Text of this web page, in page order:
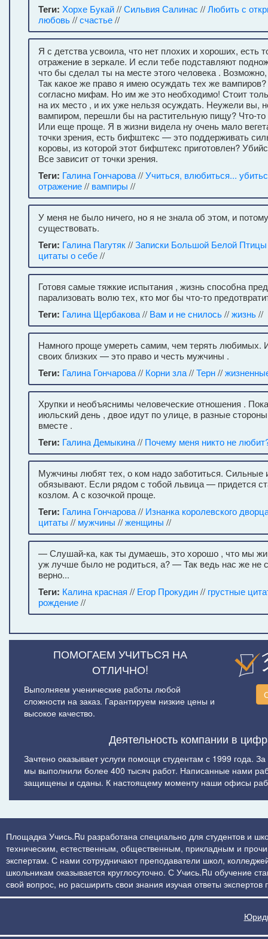
Теги: Хорхе Букай//Сильвия Салинас //Любить с
любовь//счастье//
Я с детства усвоила, что нет плохих и хороших, есть
отражение в зеркале. И если тебе подставляют
что бы сделал ты на месте этого человека .
Так какое же право я имею осуждать тех же
согласно мифам. Но им же это необходимо! Стоит
на их место , и их уже нельзя осуждать. Неужели вы,
вампиром, перешли бы на растительную пищу? Что-
Или еще проще. Я в жизни видела ну очень мало
точки зрения, есть бифштекс — это поддерживать
коровы, из которой этот бифштекс приготовлен?
Все зависит от точки зрения.
Теги: Галина Гончарова//Учиться, влюбиться...
отражение// вампиры //
У меня не было ничего, но я не знала об этом, и
существовать.
Теги: Галина Пагутяк//Записки Большой Белой Птицы
цитаты о себе//
Готовя самые тяжкие испытания , жизнь способна
парализовать волю тех, кто мог бы что-то
Теги: Галина Щербакова// Вам и не снилось//жизнь//
Намного проще умереть самим, чем терять любимых.
своих близких — это право и честь мужчины .
Теги: Галина Гончарова// Корни зла//Терн//
Хрупки и необъяснимы человеческие отношения .
июльский день , двое идут по улице, в разные
вместе .
Теги: Галина Демыкина// Почему меня никто не
Мужчины любят тех, о ком надо заботиться.
обязывают. Если рядом с тобой львица — придется
козлом. А с козочкой проще.
Теги: Галина Гончарова// Изнанка королевского
цитаты // мужчины //женщины //
— Слушай-ка, как ты думаешь, это хорошо , что мы
уж лучше было не родиться, а? — Так ведь нас же
верно...
Теги: Калина красная // Егор Прокудин// грустные
рождение//
ПОМОГАЕМ УЧИТЬСЯ НА
ОТЛИЧНО!
Выполняем ученические работы любой
сложности на заказ. Гарантируем низкие цены и
высокое качество.
Деятельность компании в
Зачтено оказывает услуги помощи студентам с 1999 года.
мы выполнили более 400 тысяч работ. Написанные нами
защищены и сданы. К настоящему моменту наши офисы
Площадка Учись.Ru разработана специально для студентов и
техническим, естественным, общественным, прикладным и
экспертам. С нами сотрудничают преподаватели школ,
школьникам оказывается круглосуточно. С Учись.Ru обучение
свой вопрос, но расширить свои знания изучая ответы